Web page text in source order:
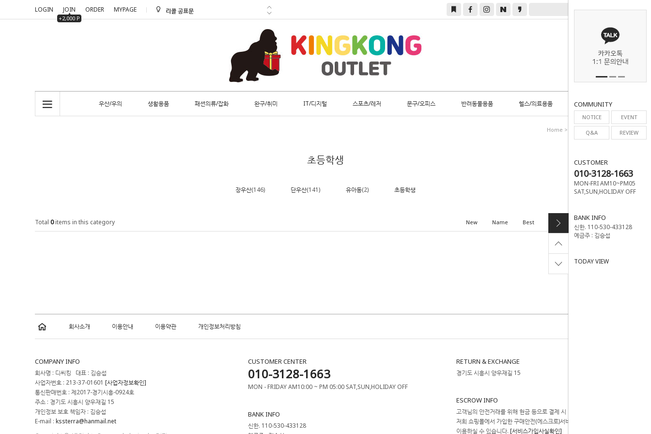
LOGIN JOIN
+2,000 P
ORDER MYPAGE
리콜 공표문
우산/우의 생활용품 패션의류/잡화 완구/취미 IT/디지털 스포츠/레저 문구/오피스 반려동물용품 헬스/의료용품 0
COMMUNITY
NOTICE EVENT
Q&A REVIEW
CUSTOMER
010-3128-1663
MON-FRI AM10~PM05
SAT,SUN,HOLIDAY OFF
BANK INFO
신한. 110-530-433128
예금주 : 김승섭
TODAY VIEW
Home > 우산/우의 >
초등학생
장우산(146) 단우산(141) 유아동(2) 초등학생
Total 0items in this category New Name Best High price Low price
회사소개 이용안내 이용약관 개인정보처리방침
COMPANY INFO
회사명 : 디씨킹 대표 : 김승섭
사업자번호 : 213-37-01601 [사업자정보확인]
통신판매번호 : 제2017-경기시흥-0924호
주소 : 경기도 시흥시 양우재길 15
개인정보 보호 책임자 : 김승섭
E-mail : kssterra@hanmail.net
CUSTOMER CENTER
010-3128-1663
MON - FRIDAY AM10:00 ~ PM 05:00 SAT,SUN,HOLIDAY OFF
BANK INFO
신한. 110-530-433128
RETURN & EXCHANGE
경기도 시흥시 양우재길 15
ESCROW INFO
고객님의 안전거래를 위해 현금 등으로 결제 시
저희 쇼핑몰에서 가입한 구매안전(에스크로)서비스를
이용하실 수 있습니다. [서비스가입사실확인]